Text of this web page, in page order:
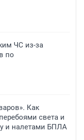
ЧС из-за
по
Как
света и
и налетами БПЛА